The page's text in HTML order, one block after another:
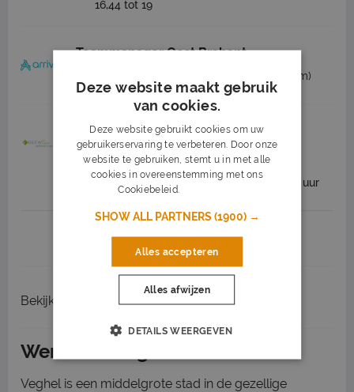
16,44 tot 19
Teammanager Oost Brabant
(19 km)
Servicemonteur ICT
Befaflex 's-Hertogenbosch (19 km)
2.500 tot 4.000 per maand 36 - 40 uur
2 3 Volgende >
Bekijk recent gesloten vacatures
Werken in Veghel
Veghel is een middelgrote stad in de gezellige
Deze website maakt gebruik
van cookies.
Deze website gebruikt cookies om uw
gebruikerservaring te verbeteren. Door onze
website te gebruiken, stemt u in met alle
cookies in overeenstemming met ons
Cookiebeleid.
SHOW ALL PARTNERS(1900) →
Alles accepteren
Alles afwijzen
DETAILS WEERGEVEN